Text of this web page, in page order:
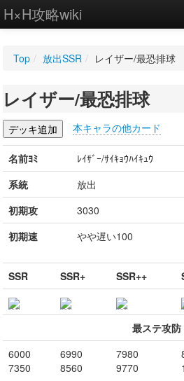
H×H攻略wiki
WIKI
設定
Top / 放出SSR / レイザー/最恐排球
レイザー/最恐排球
本キャラの他カード
名前ﾖﾐ
ﾚｲｻﾞｰ/ｻｲｷｮｳﾊｲｷｭｳ
系統
放出
初期攻
3030
初期速
やや遅い100
SSR SSR+ SSR++
最ステ攻防
6000
7350
6990
8560
7980
9770